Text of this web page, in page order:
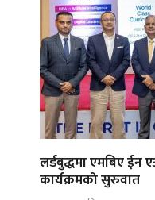
लर्डबुद्धमा एमबिए ईन
कार्यक्रमको सुरुवात